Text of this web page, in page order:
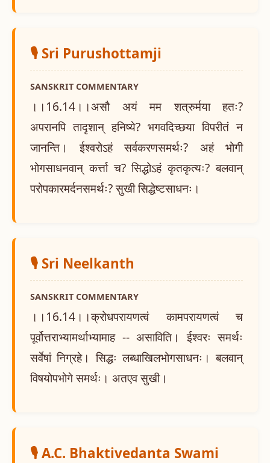
🎙️ Sri Purushottamji
SANSKRIT COMMENTARY
।।16.14।।असौ अयं मम शत्रुर्मया हतः?
अपरानपि तादृशान् हनिष्ये? भगवदिच्छया विपरीतं न
जानन्ति। ईश्वरोऽहं सर्वकरणसमर्थः? अहं भोगी
भोगसाधनवान् कर्त्ता च? सिद्धोऽहं कृतकृत्यः? बलवान्
परोपकारमर्दनसमर्थः? सुखी सिद्धेष्टसाधनः।
🎙️ Sri Neelkanth
SANSKRIT COMMENTARY
।।16.14।।क्रोधपरायणत्वं कामपरायणत्वं च
पूर्वोत्तराभ्यामर्थाभ्यामाह -- असाविति। ईश्वरः समर्थः
सर्वेषां निग्रहे। सिद्धः लब्धाखिलभोगसाधनः। बलवान्
विषयोपभोगे समर्थः। अतएव सुखी।
🎙️ A.C. Bhaktivedanta Swami